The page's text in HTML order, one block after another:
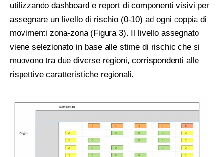
utilizzando dashboard e report di componenti visivi per
assegnare un livello di rischio (0-10) ad ogni coppia di
movimenti zona-zona (Figura 3). Il livello assegnato
viene selezionato in base alle stime di rischio che si
muovono tra due diverse regioni, corrispondenti alle
rispettive caratteristiche regionali.